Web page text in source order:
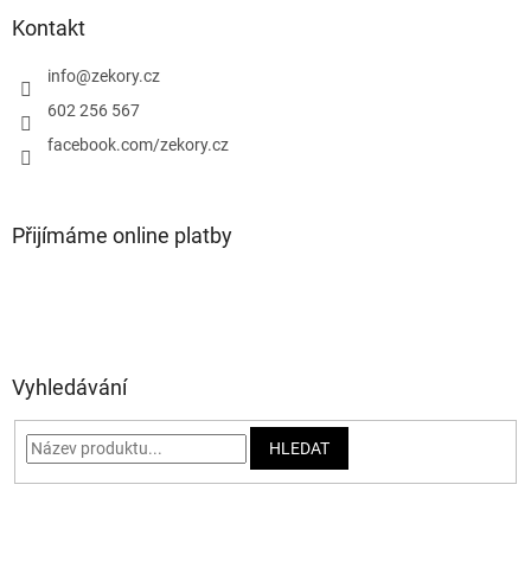
Kontakt
info@zekory.cz
602 256 567
facebook.com/zekory.cz
Přijímáme online platby
Vyhledávání
HLEDAT